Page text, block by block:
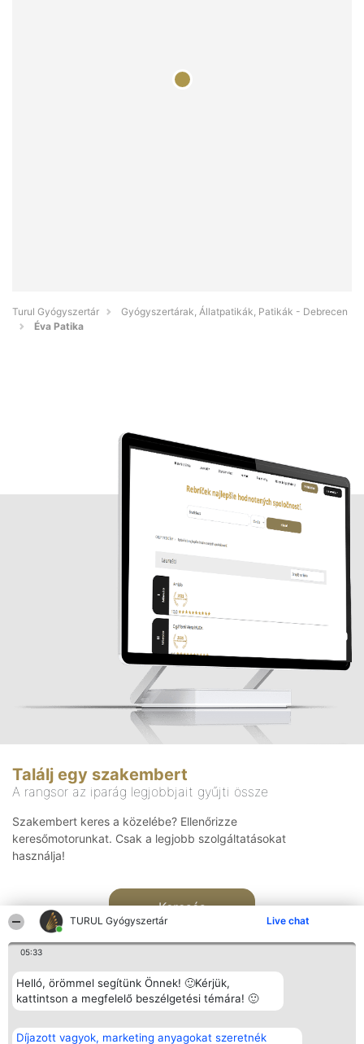
TURUL Gyógyszertár Live chat
05:33
Helló, örömmel segítünk Önnek! 🙂Kérjük,
kattintson a megfelelő beszélgetési témára! 🙂
Díjazott vagyok, marketing anyagokat szeretnék
Turul Gyógyszertár
Gyógyszertárak, Állatpatikák, Patikák - Debrecen
Éva Patika
Találj egy szakembert
A rangsor az iparág legjobbjait gyűjti össze
Szakembert keres a közelébe? Ellenőrizze
keresőmotorunkat. Csak a legjobb szolgáltatásokat
használja!
Keresés
Rangsorszervező
SC Beautiful Company S.R.L.
Népszavazás
Nyertesek
Elérhetőség
Elérhetőség